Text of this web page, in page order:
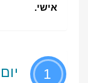
אישי.
1